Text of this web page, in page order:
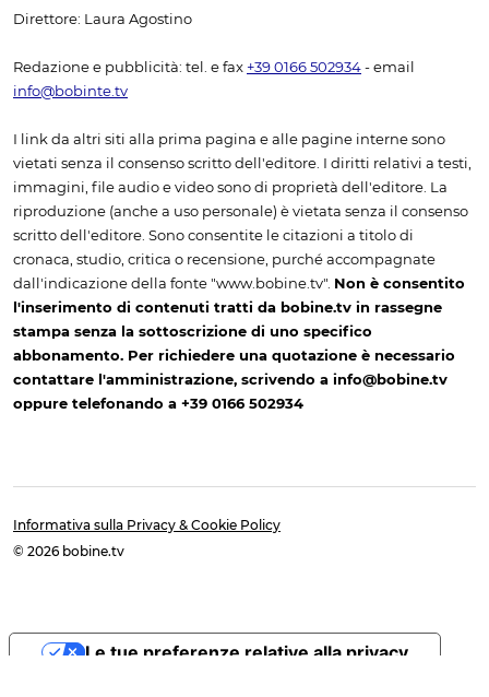
Direttore: Laura Agostino
Redazione e pubblicità: tel. e fax +39 0166 502934 - email
info@bobinte.tv
I link da altri siti alla prima pagina e alle pagine interne sono
vietati senza il consenso scritto dell'editore. I diritti relativi a testi,
immagini, file audio e video sono di proprietà dell'editore. La
riproduzione (anche a uso personale) è vietata senza il consenso
scritto dell'editore. Sono consentite le citazioni a titolo di
cronaca, studio, critica o recensione, purché accompagnate
dall'indicazione della fonte "www.bobine.tv". Non è consentito
l'inserimento di contenuti tratti da bobine.tv in rassegne
stampa senza la sottoscrizione di uno specifico
abbonamento. Per richiedere una quotazione è necessario
contattare l'amministrazione, scrivendo a info@bobine.tv
oppure telefonando a +39 0166 502934
Informativa sulla Privacy & Cookie Policy
© 2026 bobine.tv
Le tue preferenze relative alla privacy